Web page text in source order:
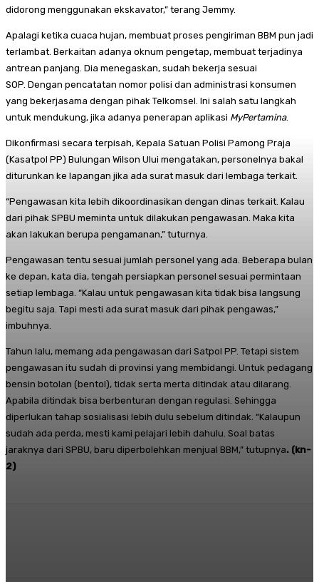
didorong menggunakan ekskavator,” terang Jemmy.
Apalagi ketika cuaca hujan, membuat proses pengiriman BBM pun jadi
terlambat. Berkaitan adanya oknum pengetap, membuat terjadinya
antrean panjang. Dia menegaskan, sudah bekerja sesuai
SOP. Dengan pencatatan nomor polisi dan administrasi konsumen
yang bekerjasama dengan pihak Telkomsel. Ini salah satu langkah
untuk mendukung, jika adanya penerapan aplikasi MyPertamina.
Dikonfirmasi secara terpisah, Kepala Satuan Polisi Pamong Praja
(Kasatpol PP) Bulungan Wilson Ului mengatakan, personelnya bakal
diturunkan ke lapangan jika ada surat masuk dari lembaga terkait.
“Pengawasan kita lebih dikoordinasikan dengan dinas terkait. Kalau
dari pihak SPBU meminta untuk dilakukan pengawasan. Maka kita
akan lakukan berupa pengamanan,” tuturnya.
Pengawasan tentu sesuai jumlah personel yang ada. Beberapa bulan
ke depan, kata dia, tengah persiapkan personel sesuai permintaan
setiap lembaga. “Kalau untuk pengawasan kita tidak bisa langsung
begitu saja. Tapi mesti ada surat masuk dari pihak pengawas,”
imbuhnya.
Tahun lalu, memang ada pengawasan dari Satpol PP. Tetapi sistem
pengawasan itu sudah di provinsi yang membidangi. Untuk pedagang
bensin botolan (bentol), tidak serta merta ditindak atau dilarang.
Apabila ditindak bisa berbenturan dengan regulasi. Sehingga
diperlukan tahap sosialisasi lebih dulu sebelum ditindak. “Kalaupun
sudah ada perda, mesti kami pelajari lebih dahulu. Soal batas
jaraknya dari SPBU, baru diperbolehkan menjual BBM,” tutupnya. (kn-
2)